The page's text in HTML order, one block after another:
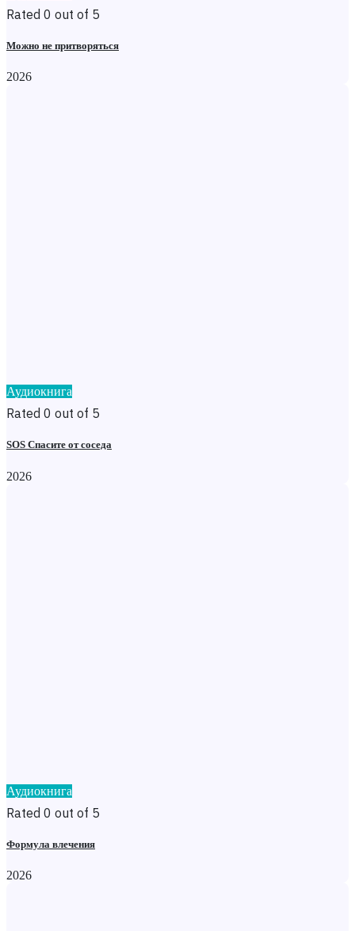
Rated 0 out of 5
Можно не притворяться
2026
Аудиокнига
Rated 0 out of 5
SOS Спасите от соседа
2026
Аудиокнига
Rated 0 out of 5
Формула влечения
2026